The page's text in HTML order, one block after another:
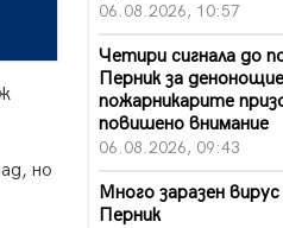
но
06.08.2026, 10:57
Четири сигнала до
Перник за
пожарникарите
повишено внимание
06.08.2026, 09:43
Много заразен
Перник